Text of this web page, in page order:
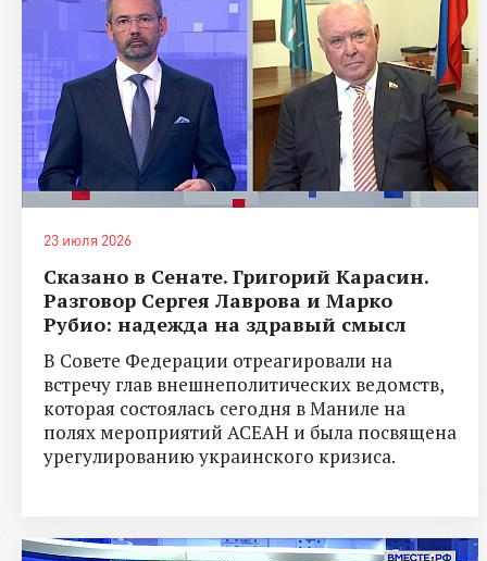
23 июля 2026
Сказано в Сенате. Григорий Карасин.
Разговор Сергея Лаврова и Марко
Рубио: надежда на здравый смысл
В Совете Федерации отреагировали на
встречу глав внешнеполитических ведомств,
которая состоялась сегодня в Маниле на
полях мероприятий АСЕАН и была посвящена
урегулированию украинского кризиса.